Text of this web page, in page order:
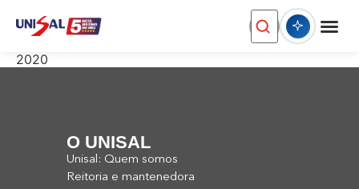
2020
O UNISAL
Unisal: Quem somos
Reitoria e mantenedora